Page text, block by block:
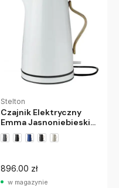
Stelton
Czajnik Elektryczny
Emma Jasnoniebieski
Stelton
896.00 zł
w magazynie